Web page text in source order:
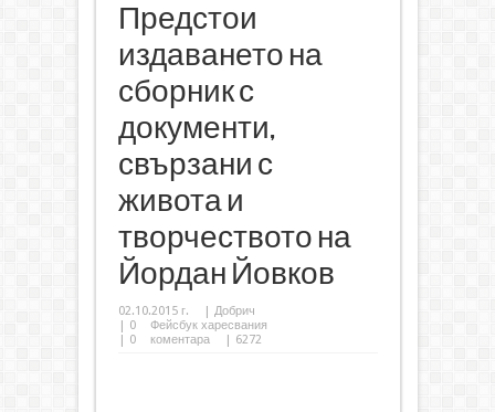
Предстои
издаването на
сборник с
документи,
свързани с
живота и
творчеството на
Йордан Йовков
02.10.2015 г.
Добрич
0
Фейсбук харесвания
0 коментара | 6272